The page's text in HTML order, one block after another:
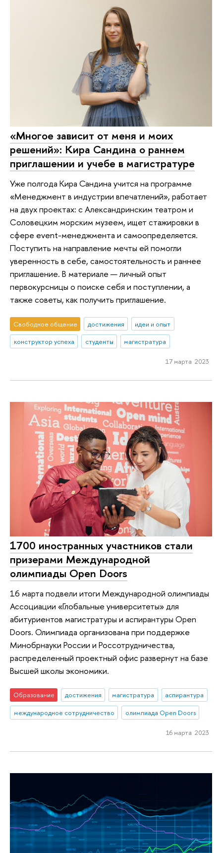
«Многое зависит от меня и моих
решений»: Кира Сандина о раннем
приглашении и учебе в магистратуре
Уже полгода Кира Сандина учится на программе
«Менеджмент в индустрии впечатлений», работает
на двух проектах: с Александринским театром и
Соловецким морским музеем, ищет стажировки в
сфере event-менеджмента и самоопределяется.
Поступить на направление мечты ей помогли
уверенность в себе, самостоятельность и раннее
приглашение. В материале — личный опыт
первокурсницы о поиске себя и поступлении, а
также советы, как получить приглашение.
Свободное общение достижения
идеи и опыт
конструктор успеха
студенты магистратура
17 марта 2023
1700 иностранных участников стали
призерами Международной
олимпиады Open Doors
16 марта подвели итоги Международной олимпиады
Ассоциации «Глобальные университеты» для
абитуриентов магистратуры и аспирантуры Open
Doors. Олимпиада организована при поддержке
Минобрнауки России и Россотрудничества,
распределенный проектный офис развернут на базе
Высшей школы экономики.
Образование достижения магистратура
аспирантура
международное сотрудничество
олимпиада Open Doors
16 марта 2023